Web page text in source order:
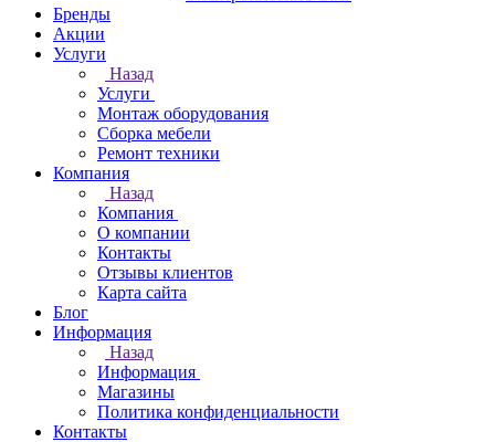
Бренды
Акции
Услуги
Назад
Услуги
Монтаж оборудования
Сборка мебели
Ремонт техники
Компания
Назад
Компания
О компании
Контакты
Отзывы клиентов
Карта сайта
Блог
Информация
Назад
Информация
Магазины
Политика конфиденциальности
Контакты